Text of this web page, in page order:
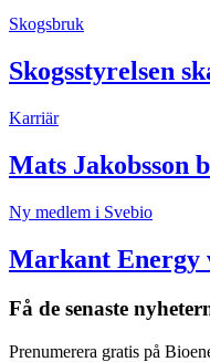
Skogsbruk
Skogsstyrelsen
Karriär
Mats Jakobsson
Ny medlem i Svebio
Markant Energy
Få de senaste
Prenumerera gratis på